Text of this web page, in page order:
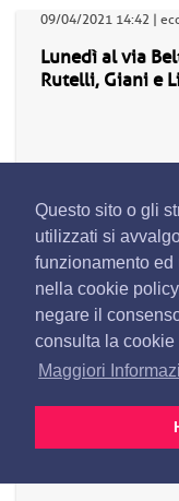
Questo sito o gli
utilizzati si
funzionamento
nella cookie
negare il
consulta la cookie
Maggiori
09/04/2021 14:42 |
Lunedì al via
Rutelli, Giani e
Polizia:
opera al
09/04/2021 14:41 |
Polizia:
opera al